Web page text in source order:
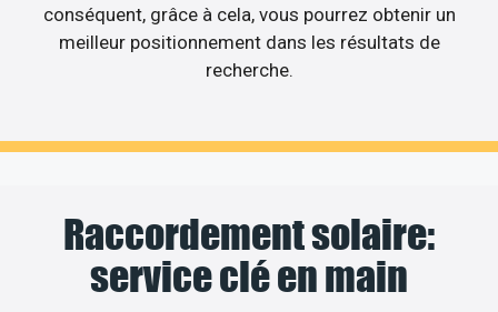
conséquent, grâce à cela, vous pourrez obtenir un
meilleur positionnement dans les résultats de
recherche.
Raccordement solaire:
service clé en main